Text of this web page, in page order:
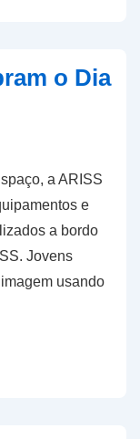
o Dia
a ARISS
e
a bordo
Jovens
usando